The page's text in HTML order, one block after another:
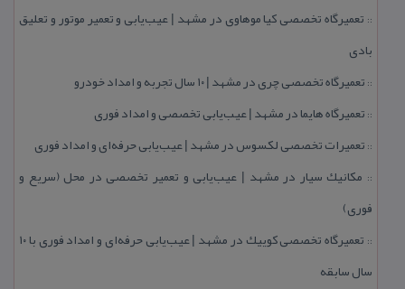
:: تعمیرگاه تخصصی كیا موهاوی در مشهد | عیب‌یابی و تعمیر موتور و تعلیق
بادی
:: تعمیرگاه تخصصی چری در مشهد | ۱۰ سال تجربه و امداد خودرو
:: تعمیرگاه هایما در مشهد | عیب‌یابی تخصصی و امداد فوری
:: تعمیرات تخصصی لكسوس در مشهد | عیب‌یابی حرفه‌ای و امداد فوری
:: مكانیك سیار در مشهد | عیب‌یابی و تعمیر تخصصی در محل (سریع و
فوری)
::
تعمیرگاه تخصصی كوییك در مشهد | عیب‌یابی حرفه‌ای و امداد فوری با ۱۰
سال سابقه